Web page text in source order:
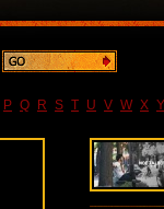
P Q R S T U V W X Y